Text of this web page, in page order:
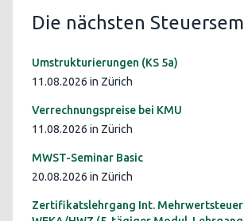
Die nächsten
Umstrukturierungen (KS 5a)
11.08.2026 in Zürich
Verrechnungspreise bei KMU
11.08.2026 in Zürich
MWST-Seminar Basic
20.08.2026 in Zürich
Zertifikatslehrgang Int.